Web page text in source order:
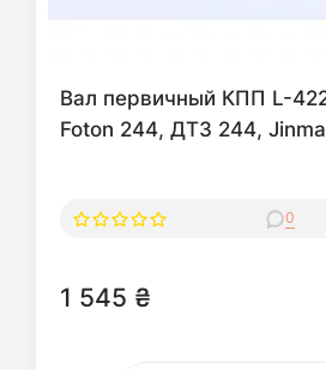
Вал первичный КПП L-
Foton 244, ДТЗ 244,
0
1 545 ₴